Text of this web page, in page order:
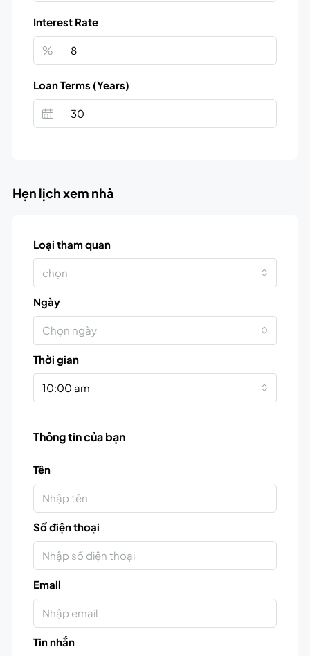
Interest Rate
%
Loan Terms (Years)
Hẹn lịch xem nhà
Loại tham quan
chọn
Ngày
Chọn ngày
Thời gian
10:00 am
Thông tin của bạn
Tên
Số điện thoại
Email
Tin nhắn